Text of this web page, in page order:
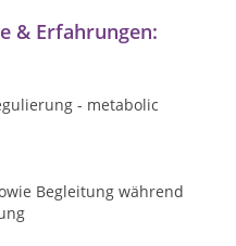
& Erfahrungen:
- metabolic
Begleitung während